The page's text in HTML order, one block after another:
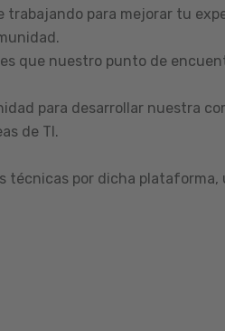
trabajando para mejorar tu
que nuestro punto de
para desarrollar nuestra
de TI.
técnicas por dicha plataforma,